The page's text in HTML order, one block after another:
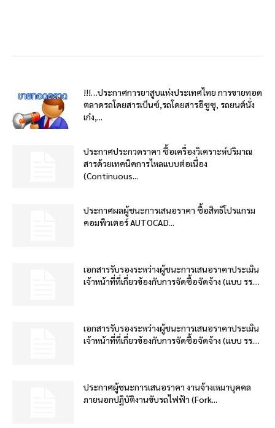
!!!…ประกาศการยาสูบแห่งประเทศไทย การขายทอด
ตลาดรถโดยสารเบ็นซ์,รถโดยสารอีซูซุ, รถยนต์นั่ง
เก๋ง,...
ประกาศประกวดราคา ซื้อเครื่องวิเคราะห์ปริมาณ
สารด้วยเทคนิคการไหลแบบต่อเนื่อง
(Continuous...
ประกาศผลผู้ชนะการเสนอราคา ซื้อสิทธิโปรแกรม
คอมพิวเตอร์ AUTOCAD...
เอกสารรับรองระหว่างผู้ชนะการเสนอราคาประเมิน
เจ้าหน้าที่ที่เกี่ยวข้องกับการจัดซื้อจัดจ้าง (แบบ รร....
เอกสารรับรองระหว่างผู้ชนะการเสนอราคาประเมิน
เจ้าหน้าที่ที่เกี่ยวข้องกับการจัดซื้อจัดจ้าง (แบบ รร....
ประกาศผู้ชนะการเสนอราคา งานจ้างเหมาบุคคล
ภายนอกปฏิบัติงานขับรถไฟฟ้า (Fork...